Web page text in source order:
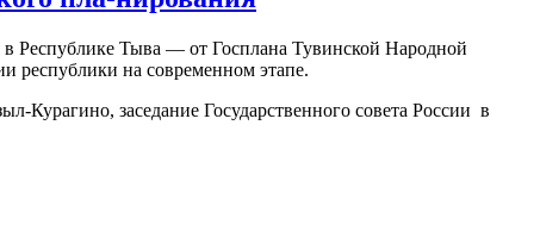
в Республике Тыва — от Госплана Тувинской Народной
республики на современном этапе.
Курагино, заседание Государственного совета России в